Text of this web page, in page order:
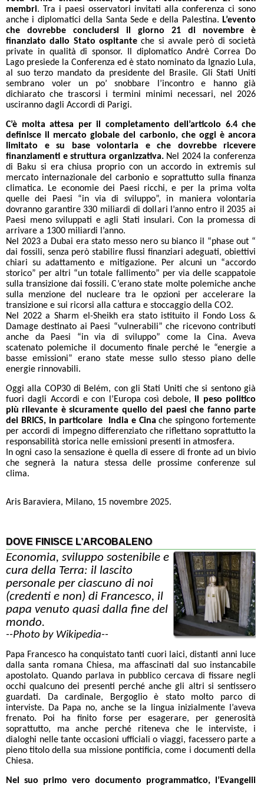
membri. Tra i paesi osservatori invitati alla conferenza ci sono
anche i diplomatici della Santa Sede e della Palestina. L’evento
che dovrebbe concludersi il giorno 21 di novembre è
finanziato dallo Stato ospitante che si avvale però di società
private in qualità di sponsor. Il diplomatico Andrè Correa Do
Lago presiede la Conferenza ed è stato nominato da Ignazio Lula,
al suo terzo mandato da presidente del Brasile. Gli Stati Uniti
sembrano voler un po’ snobbare l’incontro e hanno già
dichiarato che trascorsi i termini minimi necessari, nel 2026
usciranno dagli Accordi di Parigi.
C’è molta attesa per il completamento dell’articolo 6.4 che
definisce il mercato globale del carbonio, che oggi è ancora
limitato e su base volontaria e che dovrebbe ricevere
finanziamenti e struttura organizzativa. Nel 2024 la conferenza
di Baku si era chiusa proprio con un accordo in extremis sul
mercato internazionale del carbonio e soprattutto sulla finanza
climatica. Le economie dei Paesi ricchi, e per la prima volta
quelle dei Paesi “in via di sviluppo”, in maniera volontaria
dovranno garantire 330 miliardi di dollari l’anno entro il 2035 ai
Paesi meno sviluppati e agli Stati insulari. Con la promessa di
arrivare a 1300 miliardi l’anno.
Nel 2023 a Dubai era stato messo nero su bianco il “phase out “
dai fossili, senza però stabilire flussi finanziari adeguati, obiettivi
chiari su adattamento e mitigazione. Per alcuni un “accordo
storico” per altri “un totale fallimento” per via delle scappatoie
sulla transizione dai fossili. C’erano state molte polemiche anche
sulla menzione del nucleare tra le opzioni per accelerare la
transizione e sui ricorsi alla cattura e stoccaggio della CO2.
Nel 2022 a Sharm el-Sheikh era stato istituito il Fondo Loss &
Damage destinato ai Paesi “vulnerabili” che ricevono contributi
anche da Paesi “in via di sviluppo” come la Cina. Aveva
scatenato polemiche il documento finale perché le “energie a
basse emissioni” erano state messe sullo stesso piano delle
energie rinnovabili.
Oggi alla COP30 di Belém, con gli Stati Uniti che si sentono già
fuori dagli Accordi e con l’Europa così debole,il peso politico
più rilevante è sicuramente quello dei paesi che fanno parte
dei BRICS, in particolare India e Cinache spingono fortemente
per accordi di impegno differenziato che riflettano soprattutto la
responsabilità storica nelle emissioni presenti in atmosfera.
In ogni caso la sensazione è quella di essere di fronte ad un bivio
che segnerà la natura stessa delle prossime conferenze sul
clima.
Aris Baraviera, Milano, 15 novembre 2025.
DOVE FINISCE L’ARCOBALENO
Economia, sviluppo sostenibile e
cura della Terra: il lascito
personale per ciascuno di noi
(credenti e non) di Francesco, il
papa venuto quasi dalla fine del
mondo.
--Photo by Wikipedia--
Papa Francesco ha conquistato tanti cuori laici, distanti anni luce
dalla santa romana Chiesa, ma affascinati dal suo instancabile
apostolato. Quando parlava in pubblico cercava di fissare negli
occhi qualcuno dei presenti perché anche gli altri si sentissero
guardati. Da cardinale, Bergoglio è stato molto parco di
interviste. Da Papa no, anche se la lingua inizialmente l’aveva
frenato. Poi ha finito forse per esagerare, per generosità
soprattutto, ma anche perché riteneva che le interviste, i
dialoghi nelle tante occasioni ufficiali o viaggi, facessero parte a
pieno titolo della sua missione pontificia, come i documenti della
Chiesa.
Nel suo primo vero documento programmatico, l’Evangelii